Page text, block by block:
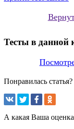
Тесты в данной
Понравилась
А какая Ваша оценка